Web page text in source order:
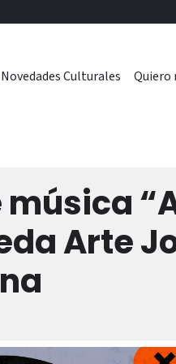
Novedades Culturales Quiero
Arte